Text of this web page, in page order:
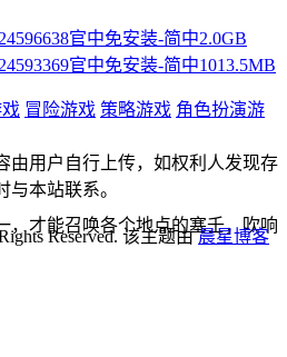
，才能召唤各个地点的塞壬，吹响
官中免安装-简中2.0GB
官中免安装-简中1013.5MB
冒险游戏 策略游戏 角色扮演游
由用户自行上传，如权利人发现存
本站联系。
Reserved. 该主题由晨星博客